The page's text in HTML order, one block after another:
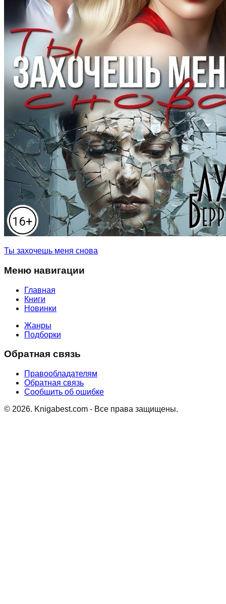
Ты захочешь меня снова
Меню навигации
Главная
Книги
Новинки
Жанры
Подборки
Обратная связь
Правообладателям
Обратная связь
Сообщить об ошибке
© 2026. Knigabest.com - Все права защищены.